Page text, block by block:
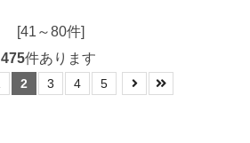
[41～80件]
475件あります
2 3 4 5